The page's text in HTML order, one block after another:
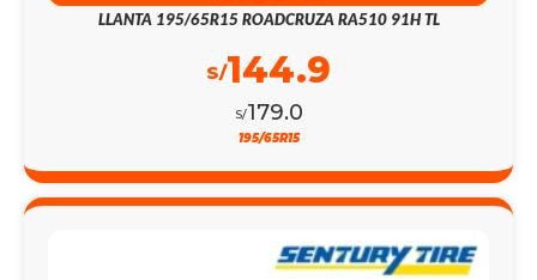
LLANTA 195/65R15 ROADCRUZA RA510 91H TL
S/179.0
S/144.9
195/65R15